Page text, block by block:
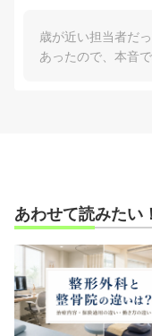
歳が近い担当者だ
あったので、本音
あわせて読みたい